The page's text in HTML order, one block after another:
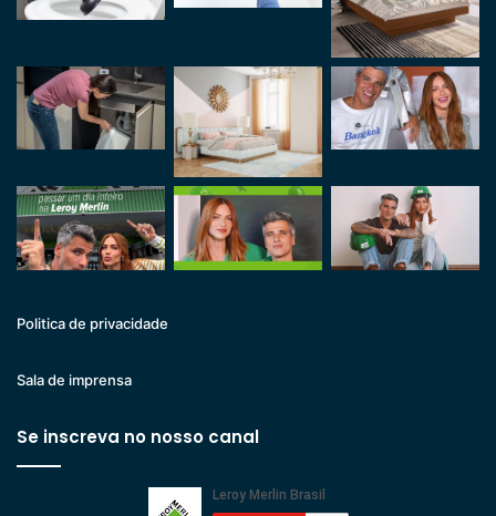
Politica de privacidade
Sala de imprensa
Se inscreva no nosso canal